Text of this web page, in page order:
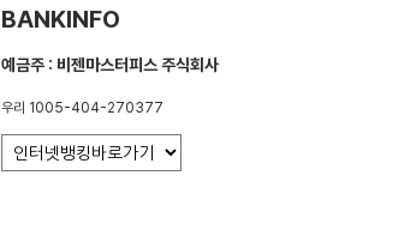
BANKINFO
예금주 : 비젠마스터피스 주식회사
우리 1005-404-270377